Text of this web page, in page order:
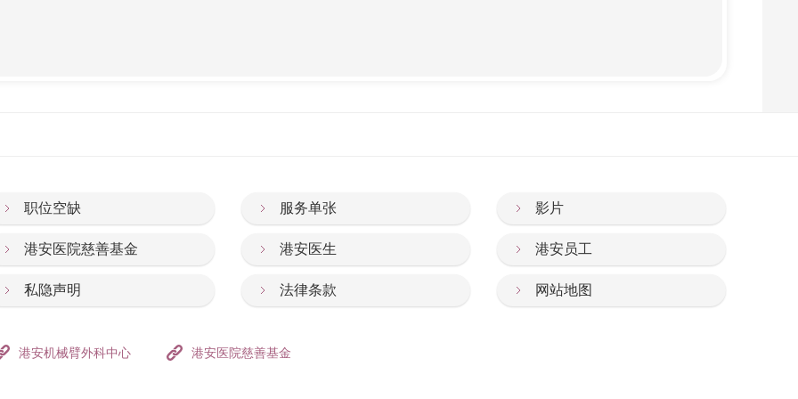
职位空缺 服务单张 影片
港安医院慈善基金 港安医生 港安员工
私隐声明 法律条款 网站地图
港安机械臂外科中心 港安医院慈善基金